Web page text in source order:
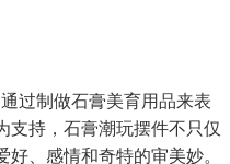
制做石膏美育用品来表
支持，石膏潮玩摆件不只仅
、感情和奇特的审美妙。